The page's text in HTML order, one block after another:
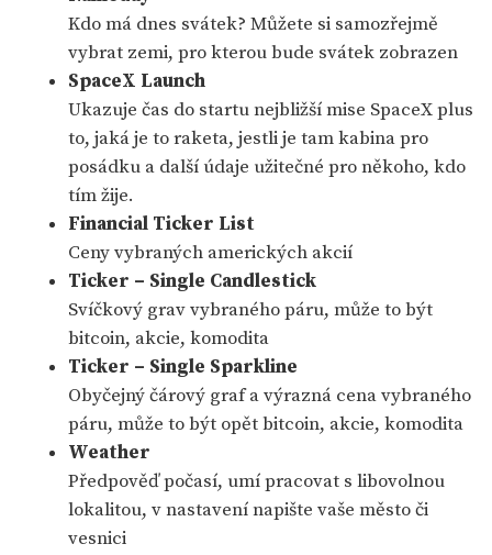
Kdo má dnes svátek? Můžete si samozřejmě
vybrat zemi, pro kterou bude svátek zobrazen
SpaceX Launch
Ukazuje čas do startu nejbližší mise SpaceX plus
to, jaká je to raketa, jestli je tam kabina pro
posádku a další údaje užitečné pro někoho, kdo
tím žije.
Financial Ticker List
Ceny vybraných amerických akcií
Ticker – Single Candlestick
Svíčkový grav vybraného páru, může to být
bitcoin, akcie, komodita
Ticker – Single Sparkline
Obyčejný čárový graf a výrazná cena vybraného
páru, může to být opět bitcoin, akcie, komodita
Weather
Předpověď počasí, umí pracovat s libovolnou
lokalitou, v nastavení napište vaše město či
vesnici